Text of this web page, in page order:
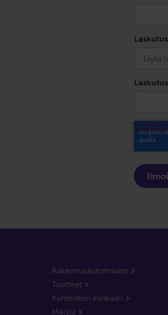
Rakennusautomaatio
Tuotteet
Kiinteistön elinkaari
Meistä